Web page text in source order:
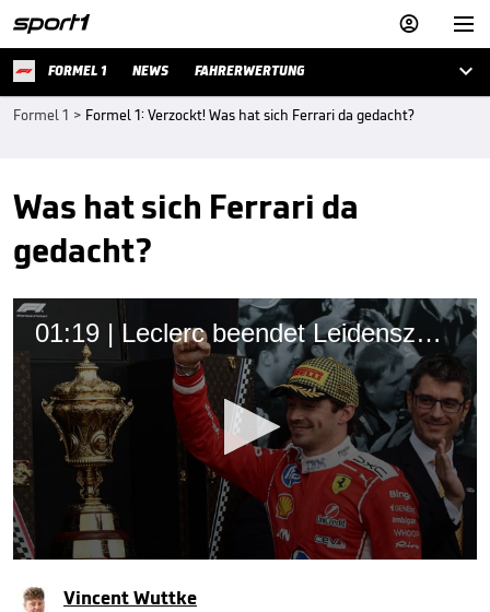


FORMEL 1 NEWS FAHRERWERTUNG 
Formel 1 > Formel 1: Verzockt! Was hat sich Ferrari da gedacht?
Was hat sich Ferrari da
gedacht?
01:19 | Leclerc beendet Leidenszeit - Desaster für Antonelli
seconds
of
Vincent Wuttke